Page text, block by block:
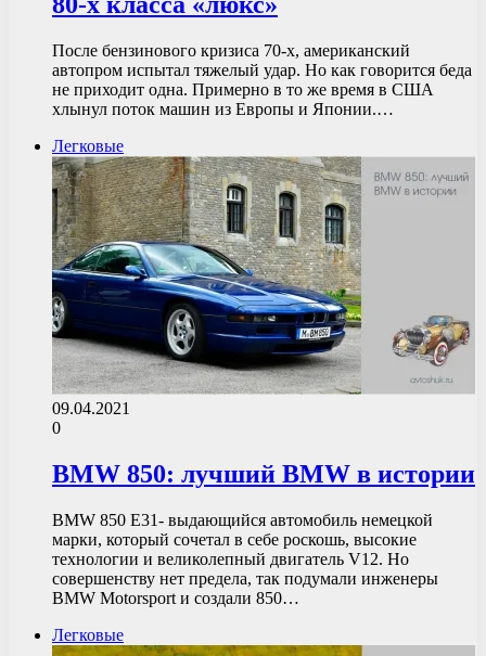
После бензинового кризиса 70-х, американский
автопром испытал тяжелый удар. Но как говорится беда
не приходит одна. Примерно в то же время в США
хлынул поток машин из Европы и Японии.…
Легковые
09.04.2021
0
BMW 850: лучший BMW в истории
BMW 850 E31- выдающийся автомобиль немецкой
марки, который сочетал в себе роскошь, высокие
технологии и великолепный двигатель V12. Но
совершенству нет предела, так подумали инженеры
BMW Motorsport и создали 850…
Легковые